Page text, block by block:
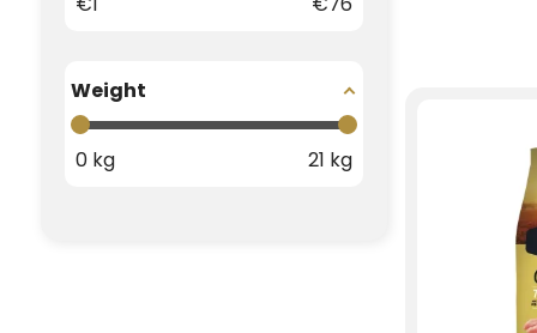
Weight
0 kg 21 kg